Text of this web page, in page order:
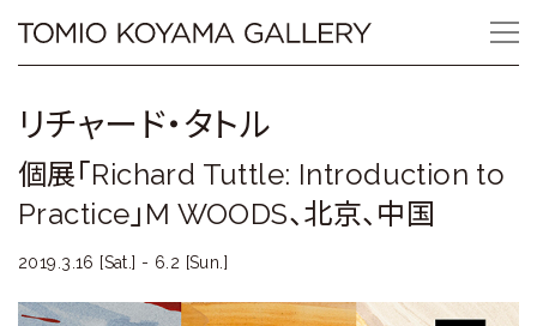
content
Tomio
Gallery
小
登
リチャード・タトル
個展「Richard Tuttle: Introduction to
Practice」M WOODS、北京、中国
2019.3.16 [Sat.] - 6.2 [Sun.]